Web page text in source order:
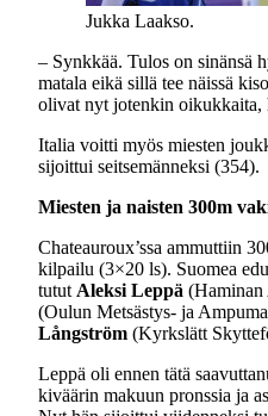
Jukka Laakso.
– Synkkää. Tulos on sinänsä
matala eikä sillä tee näissä
olivat nyt jotenkin oikukkaita,
Italia voitti myös miesten
sijoittui seitsemänneksi (354).
Miesten ja naisten 300m
Chateauroux’ssa ammuttiin
kilpailu (3×20 ls). Suomea
tutut Aleksi Leppä (Haminan
(Oulun Metsästys- ja
Långström (Kyrkslätt
Leppä oli ennen tätä
kiväärin makuun pronssia ja